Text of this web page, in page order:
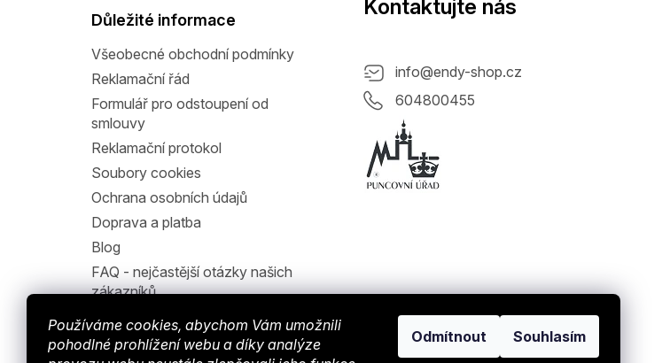
Používáme cookies, abychom Vám umožnili
pohodlné prohlížení webu a díky analýze
Odmítnout Souhlasím
Důležité informace
Všeobecné obchodní podmínky
Reklamační řád
Formulář pro odstoupení od
smlouvy
Reklamační protokol
Soubory cookies
Ochrana osobních údajů
Doprava a platba
Blog
FAQ - nejčastější otázky našich
zákazníků
Jak nakupovat
Hodnocení obchodu
Kontaktujte nás
info@endy-shop.cz
604800455